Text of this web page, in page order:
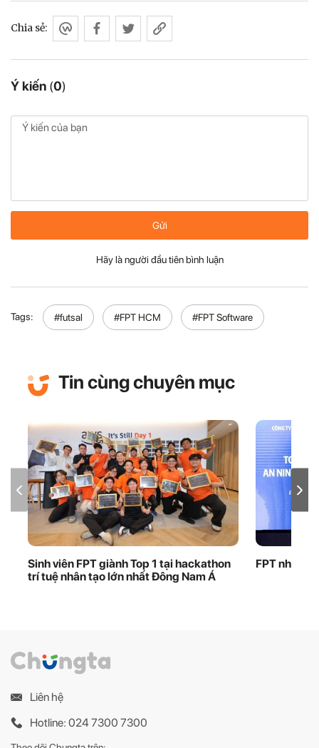
Ý kiến (0)
Chia sẻ:
Gửi
Hãy là người đầu tiên bình luận
Tags: #futsal #FPT HCM #FPT Software
Tin cùng chuyên mục
Sinh viên FPT giành Top 1 tại hackathon
trí tuệ nhân tạo lớn nhất Đông Nam Á
FPT nhận
Liên hệ
Hotline: 024 7300 7300